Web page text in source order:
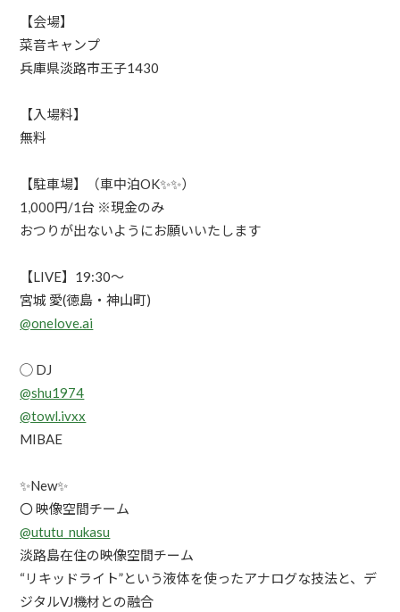
【会場】
菜音キャンプ
兵庫県淡路市王子1430
【入場料】
無料
【駐車場】（車中泊OK✨✨）
1,000円/1台 ※現金のみ
おつりが出ないようにお願いいたします
【LIVE】19:30〜
宮城 愛(徳島・神山町)
@onelove.ai
◯ DJ
@shu1974
@towl.ivxx
MIBAE
✨New✨
〇 映像空間チーム
@ututu_nukasu
淡路島在住の映像空間チーム
“リキッドライト”という液体を使ったアナログな技法と、デ
ジタルVJ機材との融合